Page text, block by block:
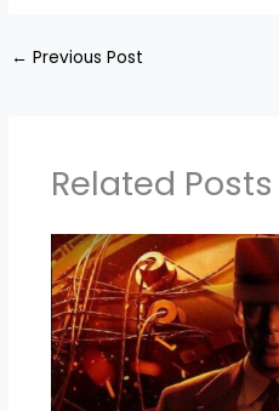
← Previous Post
Related Posts